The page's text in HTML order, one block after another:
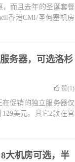
，而且去年的圣诞套餐
香港CMI/圣何塞机房
务器，可选洛杉
赞(1)
在促销的独立服务器仅
美元。其它2款在官
大机房可选，半